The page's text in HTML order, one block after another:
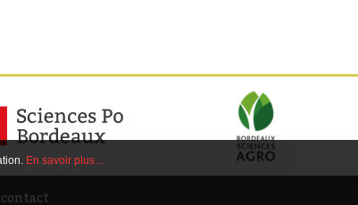
contact
En savoir plus…